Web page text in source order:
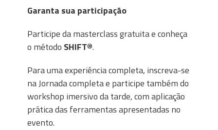
Garanta sua participação
Participe da masterclass gratuita e conheça
o método SHIFT®.
Para uma experiência completa, inscreva-se
na Jornada completa e participe também do
workshop imersivo da tarde, com aplicação
prática das ferramentas apresentadas no
evento.